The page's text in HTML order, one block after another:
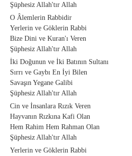
Şüphesiz Allah'tır Allah
O Âlemlerin Rabbidir
Yerlerin ve Göklerin Rabbi
Bize Dini ve Kuran'ı Veren
Şüphesiz Allah'tır Allah
İki Doğunun ve İki Batının Sultanı
Sırrı ve Gaybı En İyi Bilen
Savaşın Yegane Galibi
Şüphesiz Allah'tır Allah
Cin ve İnsanlara Rızık Veren
Hayvanın Rızkına Kafi Olan
Hem Rahim Hem Rahman Olan
Şüphesiz Allah'tır Allah
Yerlerin ve Göklerin Rabbi